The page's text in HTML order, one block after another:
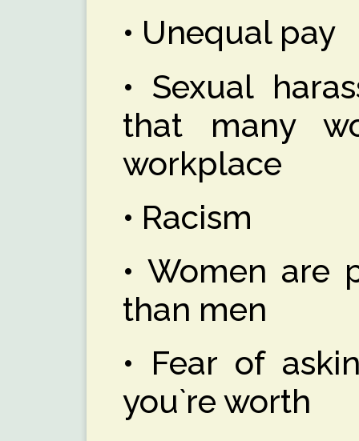
• Unequal pay
• Sexual
that many
workplace
• Racism
• Women are
than men
• Fear of
you`re worth